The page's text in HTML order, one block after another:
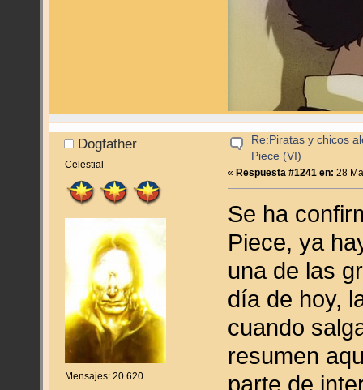
Dogfather
Celestial
Mensajes: 20.620
Re:Piratas y chicos
Piece (VI)
« Respuesta #1241 en: 28
Se ha
Piece, ya
una de las
día de hoy,
cuando
resumen
parte de